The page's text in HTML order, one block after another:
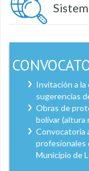
Invitación a la
sugerencias
Obras de
bolívar (altura
Convocatoria
profesionales
Municipio de